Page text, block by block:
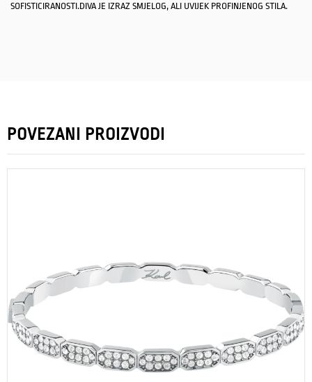
SOFISTICIRANOSTI.DIVA JE IZRAZ SMJELOG, ALI UVIJEK PROFINJENOG STILA.
POVEZANI PROIZVODI